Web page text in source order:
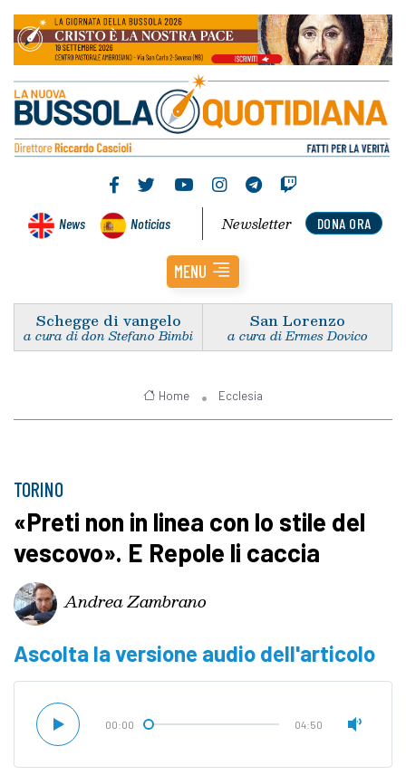
News Noticias DONA ORA
Newsletter
MENU
Schegge di vangelo
a cura di don Stefano Bimbi
San Lorenzo
a cura di Ermes Dovico
Home Ecclesia
TORINO
«Preti non in linea con lo stile del
vescovo». E Repole li caccia
Andrea Zambrano
Ascolta la versione audio dell'articolo
00:00 04:50